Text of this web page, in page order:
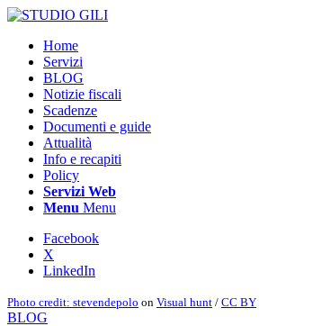
Home
Servizi
BLOG
Notizie fiscali
Scadenze
Documenti e guide
Attualità
Info e recapiti
Policy
Servizi Web
Menu Menu
Facebook
X
LinkedIn
Photo credit: stevendepolo on Visual hunt / CC BY
BLOG